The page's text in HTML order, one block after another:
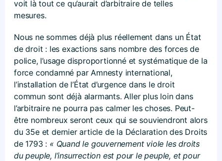
voit là tout ce qu’aurait d’arbitraire de telles
mesures.
Nous ne sommes déjà plus réellement dans un État
de droit : les exactions sans nombre des forces de
police, l’usage disproportionné et systématique de la
force condamné par Amnesty international,
l’installation de l’État d’urgence dans le droit
commun sont déjà alarmants. Aller plus loin dans
l’arbitraire ne pourra pas calmer les choses. Peut-
être nombreux seront ceux qui se souviendront alors
du 35e et dernier article de la Déclaration des Droits
de 1793 : « Quand le gouvernement viole les droits
du peuple, l’insurrection est pour le peuple, et pour